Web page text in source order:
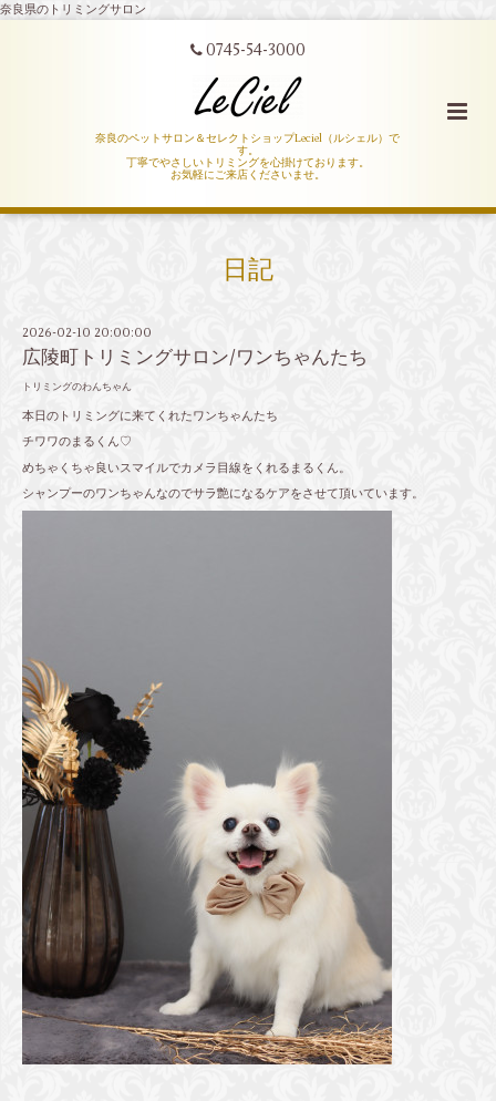
奈良県のトリミングサロン
0745-54-3000
奈良のペットサロン＆セレクトショップLeciel（ルシェル）で
す。
丁寧でやさしいトリミングを心掛けております。
お気軽にご来店くださいませ。
日記
2026-02-10 20:00:00
広陵町トリミングサロン/ワンちゃんたち
トリミングのわんちゃん
本日のトリミングに来てくれたワンちゃんたち
チワワのまるくん♡
めちゃくちゃ良いスマイルでカメラ目線をくれるまるくん。
シャンプーのワンちゃんなのでサラ艶になるケアをさせて頂いています。